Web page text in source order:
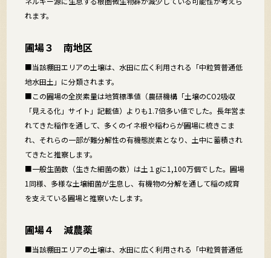
れます。
圃場３ 南地区
■当該棚田エリアの土壌は、水田に広く利用される「中粒質普通低
地水田土」に分類されます。
■この圃場の全炭素量は地質標準値（農研機構「土壌のCO2吸収
「見える化」サイト」記載値）よりも1.7倍多い値でした。長年営ま
れてきた稲作を通して、多くのイネ根や稲わらが圃場に梳きこま
れ、それらの一部が難分解性の有機態炭素となり、土中に蓄積され
てきたと推察します。
■一般生菌数（生きた細菌の数）は土１gに1,100万個でした。圃場
1同様、多様な土壌細菌が生息し、有機物の分解を通して稲の成育
を支えている圃場と推察いたします。
圃場４ 減農薬
■当該棚田エリアの土壌は、水田に広く利用される「中粒質普通低